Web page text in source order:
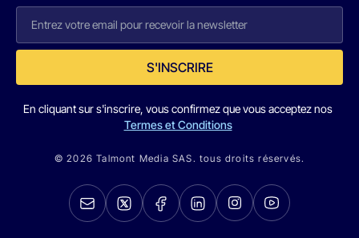
S'INSCRIRE
En cliquant sur s'inscrire, vous confirmez que vous acceptez nos
Termes et Conditions
© 2026 Talmont Media SAS. tous droits réservés.